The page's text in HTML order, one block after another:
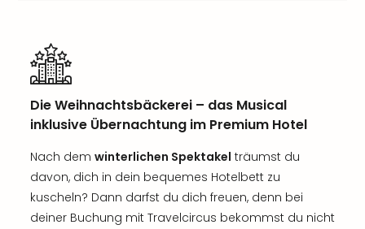
Die Weihnachtsbäckerei – das Musical
inklusive Übernachtung im Premium Hotel
Nach dem winterlichen Spektakel träumst du
davon, dich in dein bequemes Hotelbett zu
kuscheln? Dann darfst du dich freuen, denn bei
deiner Buchung mit Travelcircus bekommst du nicht